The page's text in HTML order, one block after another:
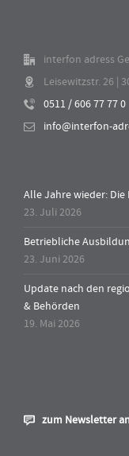
interfon adress
Leisewitzstr. 26 |
0511 / 606 77 77 0
info@interfon-
Alle Jahre wieder:
23. Juli 2026
Betriebliche
23. Juni 2026
Update nach den
& Behörden
19. Mai 2026
zum Newsletter